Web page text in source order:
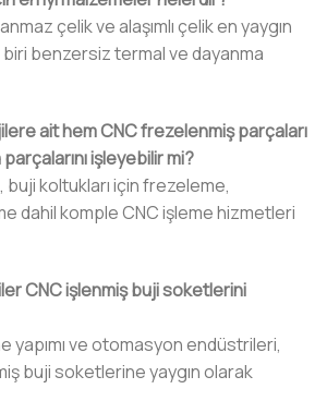
çelik ve alaşımlı çelik en yaygın
biri benzersiz termal ve dayanma
ait hem CNC frezelenmiş parçaları
işleyebilir mi?
buji koltukları için frezeleme,
dahil komple CNC işleme hizmetleri
CNC işlenmiş buji soketlerini
yapımı ve otomasyon endüstrileri,
buji soketlerine yaygın olarak